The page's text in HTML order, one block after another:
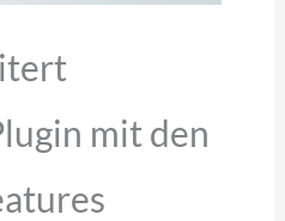
mit den